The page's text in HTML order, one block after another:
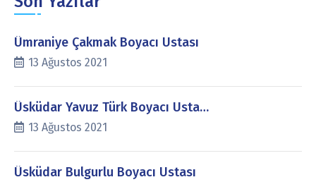
Ümraniye Çakmak Boyacı Ustası
13 Ağustos 2021
Üsküdar Yavuz Türk Boyacı Usta…
13 Ağustos 2021
Üsküdar Bulgurlu Boyacı Ustası